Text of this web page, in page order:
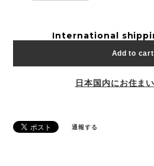
International
Add to cart
日本国内にお住ま
通報する